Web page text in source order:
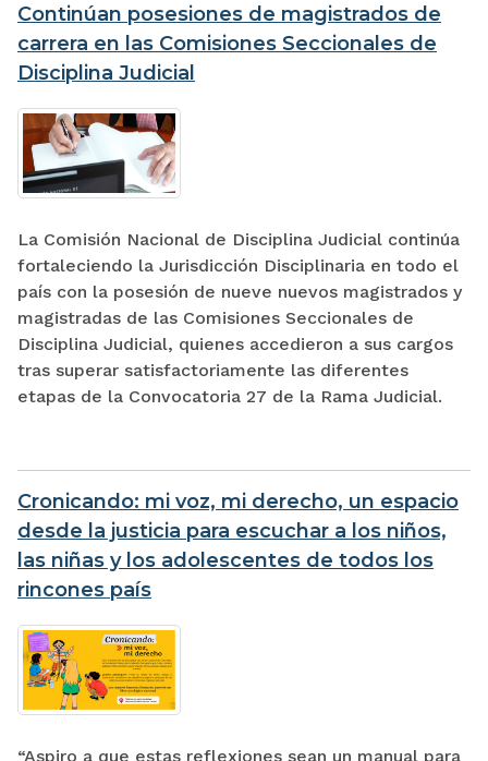
Continúan posesiones de magistrados de
carrera en las Comisiones Seccionales de
Disciplina Judicial
La Comisión Nacional de Disciplina Judicial continúa
fortaleciendo la Jurisdicción Disciplinaria en todo el
país con la posesión de nueve nuevos magistrados y
magistradas de las Comisiones Seccionales de
Disciplina Judicial, quienes accedieron a sus cargos
tras superar satisfactoriamente las diferentes
etapas de la Convocatoria 27 de la Rama Judicial.
Cronicando: mi voz, mi derecho, un espacio
desde la justicia para escuchar a los niños,
las niñas y los adolescentes de todos los
rincones país
“Aspiro a que estas reflexiones sean un manual para